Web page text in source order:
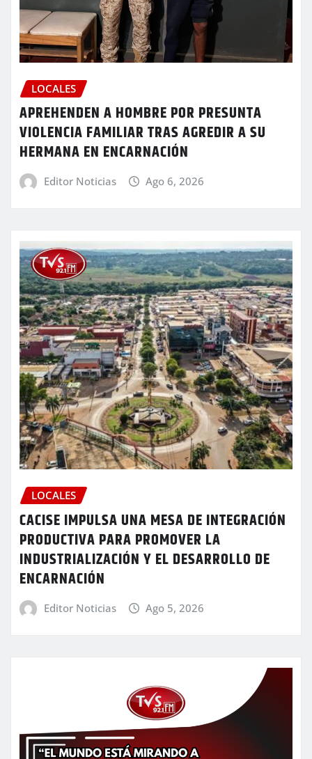
LOCALES
APREHENDEN A HOMBRE POR PRESUNTA
VIOLENCIA FAMILIAR TRAS AGREDIR A SU
HERMANA EN ENCARNACIÓN
Editor Noticias Ago 6, 2026
LOCALES
CACISE IMPULSA UNA MESA DE INTEGRACIÓN
PRODUCTIVA PARA PROMOVER LA
INDUSTRIALIZACIÓN Y EL DESARROLLO DE
ENCARNACIÓN
Editor Noticias Ago 5, 2026